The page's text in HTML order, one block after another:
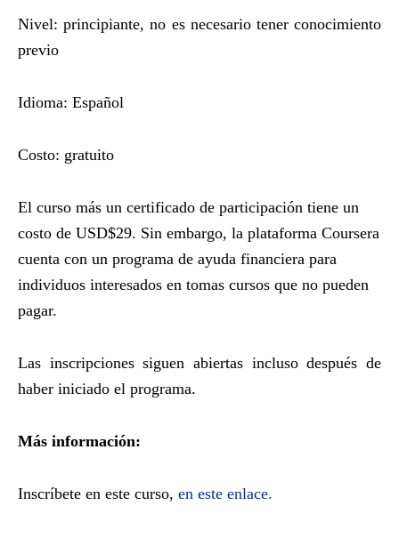
Nivel: principiante, no es necesario tener conocimiento
previo
Idioma: Español
Costo: gratuito
El curso más un certificado de participación tiene un
costo de USD$29. Sin embargo, la plataforma Coursera
cuenta con un programa de ayuda financiera para
individuos interesados en tomas cursos que no pueden
pagar.
Las inscripciones siguen abiertas incluso después de
haber iniciado el programa.
Más información:
Inscríbete en este curso, en este enlace.